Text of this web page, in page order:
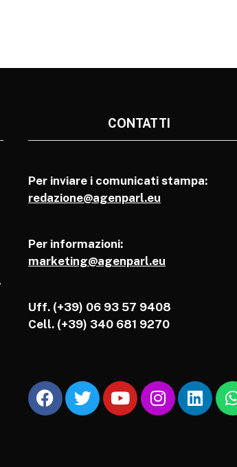
CONTATTI
Per inviare i comunicati stampa:
redazione@agenparl.eu
Per informazioni:
marketing@agenparl.eu
Uff. (+39) 06 93 57 9408
Cell. (+39) 340 681 9270